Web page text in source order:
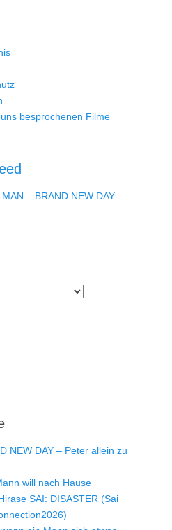
besprochenen Filme
– BRAND NEW DAY –
NEW DAY – Peter allein zu
will nach Hause
SAI: DISASTER (Sai